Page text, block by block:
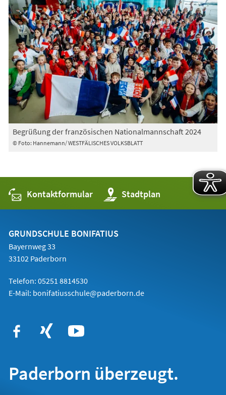
© Foto: Hannemann/ WESTFÄLISCHES VOLKSBLATT
Begrüßung der französischen Nationalmannschaft 2024
Kontaktformular Stadtplan
(Öffnet
in
einem
Tab)
GRUNDSCHULE BONIFATIUS
Bayernweg 33
33102 Paderborn
Telefon: 05251 8814530
E-Mail: bonifatiusschule@paderborn.de
Paderborn überzeugt.